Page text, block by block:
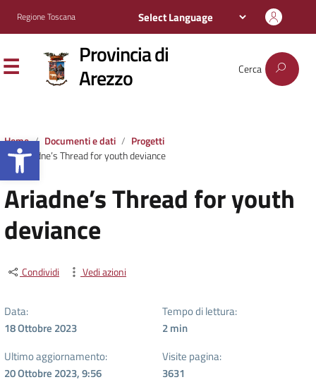
Apri la barra degli strumenti
Regione Toscana
Provincia di
Arezzo Cerca
Home Documenti e dati
Progetti
Ariadne’s Thread for youth deviance
Ariadne’s Thread for youth
deviance
Condividi Vedi azioni
Data:
18 Ottobre 2023
Tempo di lettura:
2min
Ultimo aggiornamento:
20 Ottobre 2023, 9:56
Visite pagina:
3631